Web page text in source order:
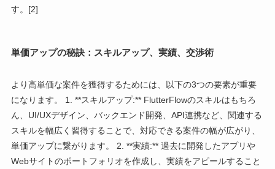
す。[2]
単価アップの秘訣：スキルアップ、実績、交渉術
より高単価な案件を獲得するためには、以下の3つの要素が重要
になります。 1. **スキルアップ:** FlutterFlowのスキルはもちろ
ん、UI/UXデザイン、バックエンド開発、API連携など、関連する
スキルを幅広く習得することで、対応できる案件の幅が広がり、
単価アップに繋がります。 2. **実績:** 過去に開発したアプリや
Webサイトのポートフォリオを作成し、実績をアピールすること